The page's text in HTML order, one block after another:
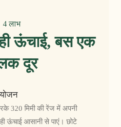
4 लाभ
ऊंचाई, बस एक
दूर
320 मिमी की रेंज में अपनी
ऊंचाई आसानी से पाएं। छोटे